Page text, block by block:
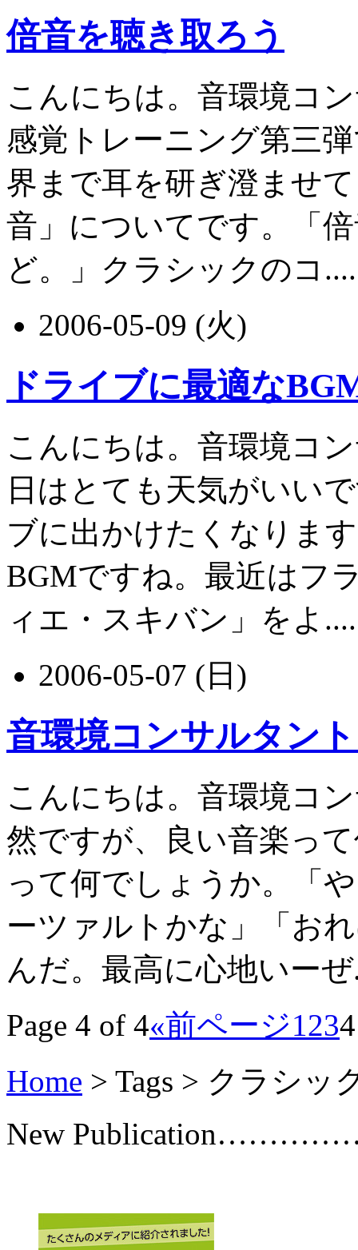
倍音を聴き取ろう
こんにちは。音環境コ
感覚トレーニング第三
界まで耳を研ぎ澄ませ
音」についてです。「
ど。」クラシックのコ
2006-05-09 (火)
ドライブに最適な
こんにちは。音環境コ
日はとても天気がいい
ブに出かけたくなりま
BGMですね。最近はフ
ィエ・スキバン」をよ
2006-05-07 (日)
音環境コンサルタン
こんにちは。音環境コ
然ですが、良い音楽っ
って何でしょうか。「
ーツァルトかな」「お
んだ。最高に心地いーぜ
Page 4 of 4«前ページ1234
Home > Tags > クラシッ
New